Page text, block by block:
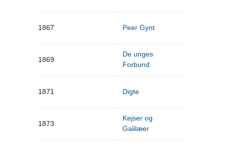
1867 Peer Gynt
1869
De unges
Forbund
1871 Digte
1873
Kejser og
Galilæer